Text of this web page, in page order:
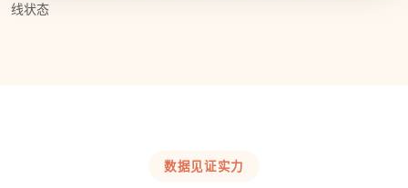
线状态
数据见证实力